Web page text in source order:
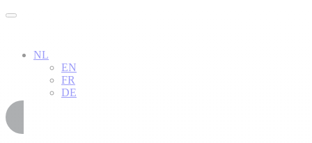
NL
EN
FR
DE